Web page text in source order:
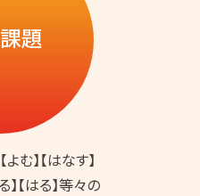
題
よむ】【はなす】
る】【はる】等々の